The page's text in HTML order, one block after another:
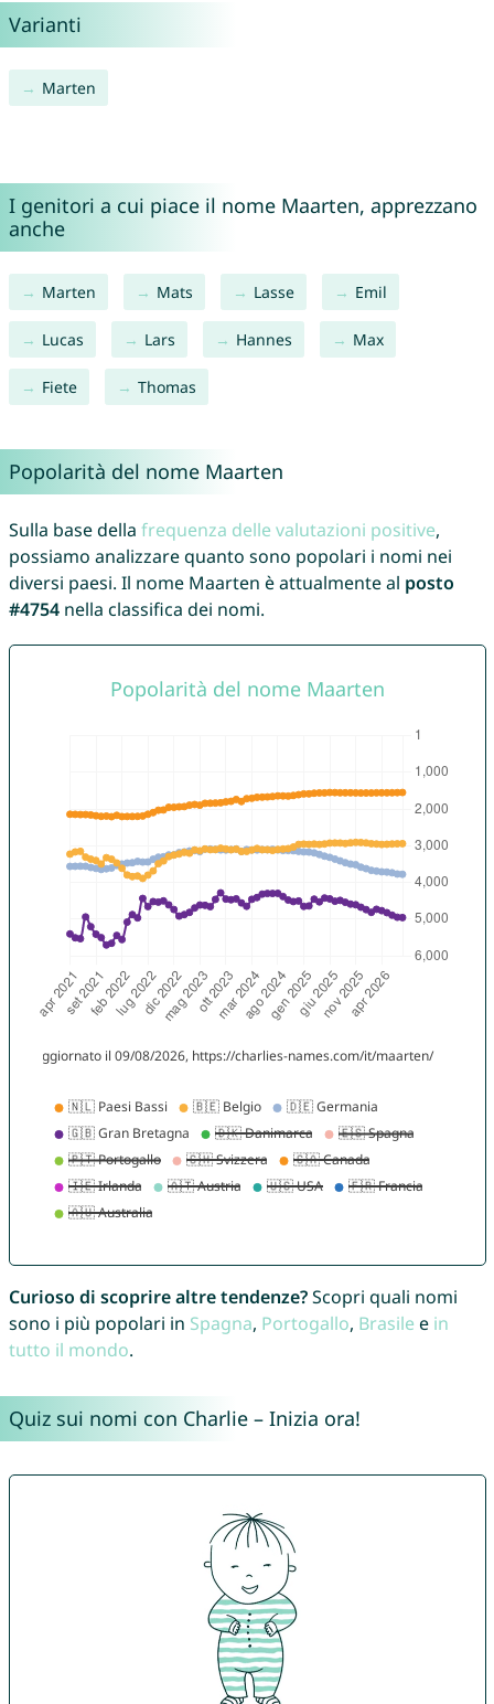
Varianti
Marten
I genitori a cui piace il nome Maarten, apprezzano
anche
Marten Mats Lasse Emil
Lucas Lars Hannes Max
Fiete Thomas
Popolarità del nome Maarten
Sulla base della frequenza delle valutazioni positive,
possiamo analizzare quanto sono popolari i nomi nei
diversi paesi. Il nome Maarten è attualmente al posto
#4754nella classifica dei nomi.
Curioso di scoprire altre tendenze?Scopri quali nomi
sono i più popolari in Spagna, Portogallo, Brasile e in
tutto il mondo.
Quiz sui nomi con Charlie – Inizia ora!